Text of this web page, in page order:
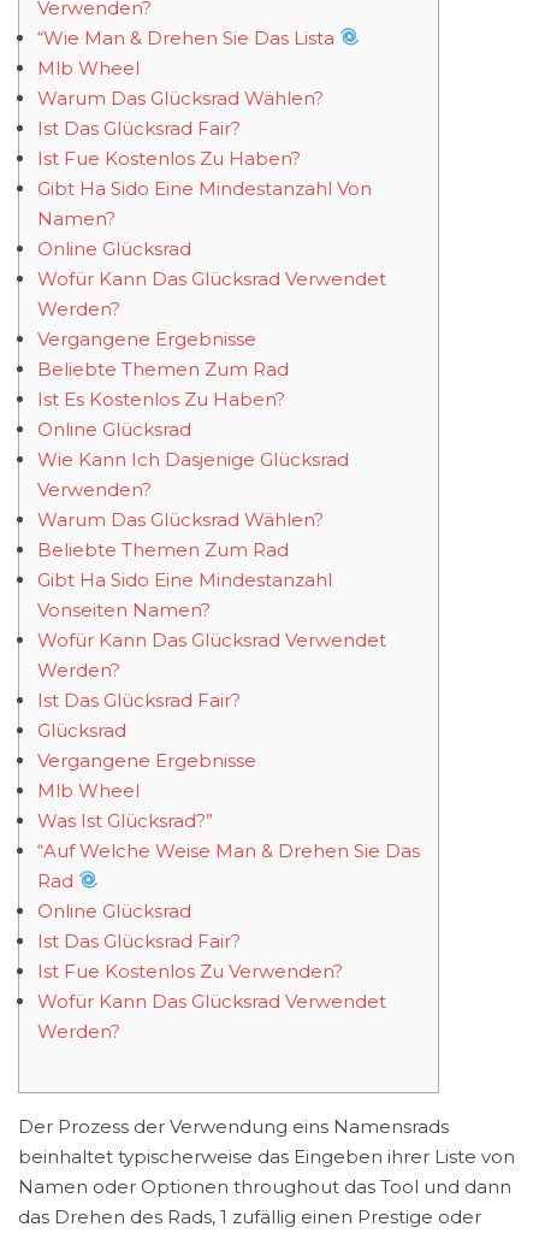
Verwenden?
“Wie Man & Drehen Sie Das Lista
Mlb Wheel
Warum Das Glücksrad Wählen?
Ist Das Glücksrad Fair?
Ist Fue Kostenlos Zu Haben?
Gibt Ha Sido Eine Mindestanzahl Von
Namen?
Online Glücksrad
Wofür Kann Das Glücksrad Verwendet
Werden?
Vergangene Ergebnisse
Beliebte Themen Zum Rad
Ist Es Kostenlos Zu Haben?
Online Glücksrad
Wie Kann Ich Dasjenige Glücksrad
Verwenden?
Warum Das Glücksrad Wählen?
Beliebte Themen Zum Rad
Gibt Ha Sido Eine Mindestanzahl
Vonseiten Namen?
Wofür Kann Das Glücksrad Verwendet
Werden?
Ist Das Glücksrad Fair?
Glücksrad
Vergangene Ergebnisse
Mlb Wheel
Was Ist Glücksrad?”
“Auf Welche Weise Man & Drehen Sie Das
Rad
Online Glücksrad
Ist Das Glücksrad Fair?
Ist Fue Kostenlos Zu Verwenden?
Wofür Kann Das Glücksrad Verwendet
Werden?
Der Prozess der Verwendung eins Namensrads
beinhaltet typischerweise das Eingeben ihrer Liste von
Namen oder Optionen throughout das Tool und dann
das Drehen des Rads, 1 zufällig einen Prestige oder